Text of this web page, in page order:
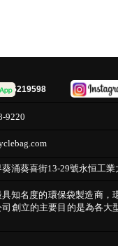
:65219598
9220
涌葵喜街13-29號永恒工業
知名度的環保袋製造商
創立的主要目的是為各大